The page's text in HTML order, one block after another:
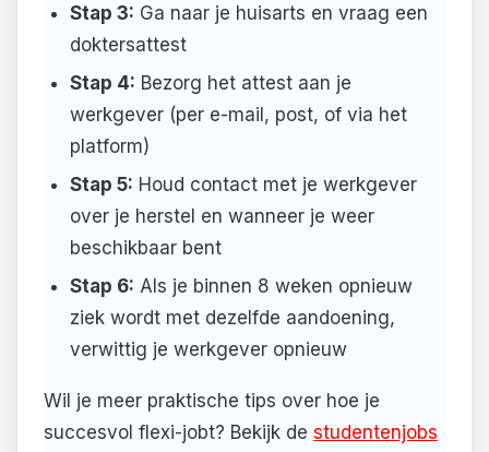
Stap 3: Ga naar je huisarts en vraag een
doktersattest
Stap 4: Bezorg het attest aan je
werkgever (per e-mail, post, of via het
platform)
Stap 5: Houd contact met je werkgever
over je herstel en wanneer je weer
beschikbaar bent
Stap 6: Als je binnen 8 weken opnieuw
ziek wordt met dezelfde aandoening,
verwittig je werkgever opnieuw
Wil je meer praktische tips over hoe je
succesvol flexi-jobt? Bekijk de studentenjobs